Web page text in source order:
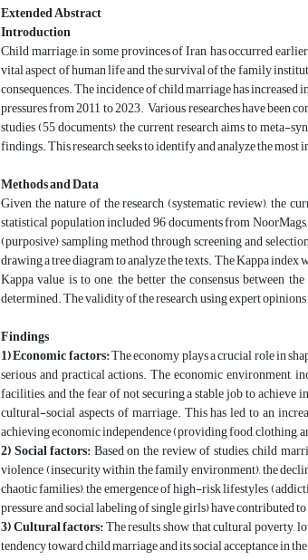
Extended Abstract
Introduction
Child marriage, in some provinces of Iran, has occurred
vital aspect of human life and the survival of the family
consequences. The incidence of child marriage has
pressures from 2011 to 2023. Various researches have been
studies (55 documents), the current research aims to meta-
findings. This research seeks to identify and analyze the
Methods and Data
Given the nature of the research (systematic review), the
statistical population included 96 documents from
(purposive) sampling method through screening and
drawing a tree diagram to analyze the texts. The Kappa
Kappa value is to one, the better the consensus between
determined. The validity of the research, using expert
Findings
1) Economic factors:The economy plays a crucial role in
serious and practical actions. The economic
facilities, and the fear of not securing a stable job to achieve
cultural-social aspects of marriage. This has led to an
achieving economic independence (providing food, clothing,
2) Social factors:Based on the review of studies, child
violence (insecurity within the family environment), the
chaotic families), the emergence of high-risk lifestyles
pressure, and social labeling of single girls) have contributed
3) Cultural factors:The results show that cultural poverty,
tendency toward child marriage and its social acceptance in